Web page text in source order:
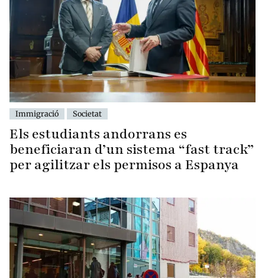
Immigració Societat
Els estudiants andorrans es
beneficiaran d’un sistema “fast track”
per agilitzar els permisos a Espanya